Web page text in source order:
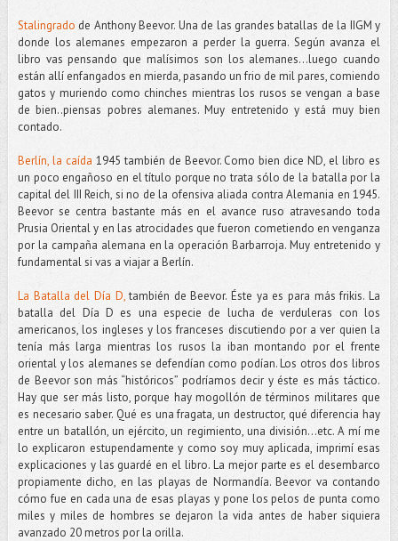
Stalingrado de Anthony Beevor. Una de las grandes batallas de la IIGM y
donde los alemanes empezaron a perder la guerra. Según avanza el
libro vas pensando que malísimos son los alemanes…luego cuando
están allí enfangados en mierda, pasando un frio de mil pares, comiendo
gatos y muriendo como chinches mientras los rusos se vengan a base
de bien..piensas pobres alemanes. Muy entretenido y está muy bien
contado.
Berlín, la caída 1945 también de Beevor. Como bien dice ND, el libro es
un poco engañoso en el título porque no trata sólo de la batalla por la
capital del III Reich, si no de la ofensiva aliada contra Alemania en 1945.
Beevor se centra bastante más en el avance ruso atravesando toda
Prusia Oriental y en las atrocidades que fueron cometiendo en venganza
por la campaña alemana en la operación Barbarroja. Muy entretenido y
fundamental si vas a viajar a Berlín.
La Batalla del Día D,también de Beevor. Éste ya es para más frikis. La
batalla del Día D es una especie de lucha de verduleras con los
americanos, los ingleses y los franceses discutiendo por a ver quien la
tenía más larga mientras los rusos la iban montando por el frente
oriental y los alemanes se defendían como podían. Los otros dos libros
de Beevor son más “históricos” podríamos decir y éste es más táctico.
Hay que ser más listo, porque hay mogollón de términos militares que
es necesario saber. Qué es una fragata, un destructor, qué diferencia hay
entre un batallón, un ejército, un regimiento, una división...etc. A mí me
lo explicaron estupendamente y como soy muy aplicada, imprimí esas
explicaciones y las guardé en el libro. La mejor parte es el desembarco
propiamente dicho, en las playas de Normandía. Beevor va contando
cómo fue en cada una de esas playas y pone los pelos de punta como
miles y miles de hombres se dejaron la vida antes de haber siquiera
avanzado 20 metros por la orilla.